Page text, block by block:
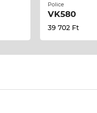
Police
VK580
39 702 Ft